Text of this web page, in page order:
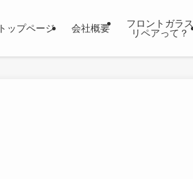
トップページ 会社概要
フロントガラス
リペアって？